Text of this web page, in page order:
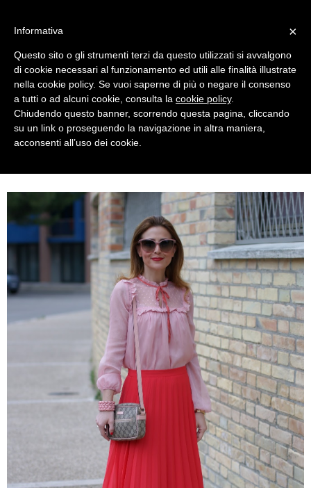
WEDNESDAY, JUNE 22, 2016
×
Informativa
Questo sito o gli strumenti terzi da questo utilizzati si avvalgono
di cookie necessari al funzionamento ed utili alle finalità illustrate
nella cookie policy. Se vuoi saperne di più o negare il consenso
a tutti o ad alcuni cookie, consulta la cookie policy.
Chiudendo questo banner, scorrendo questa pagina, cliccando
su un link o proseguendo la navigazione in altra maniera,
acconsenti all’uso dei cookie.